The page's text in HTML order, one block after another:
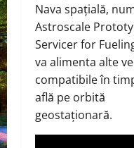
Nava spațială,
Astroscale
Servicer for
va alimenta alte
compatibile în
află pe orbită
geostaționară.